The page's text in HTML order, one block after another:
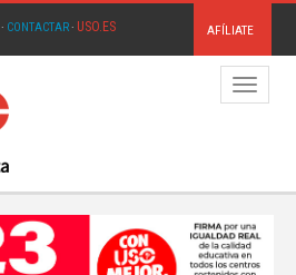
· CONTACTAR· USO.ES AFÍLIATE
Menú